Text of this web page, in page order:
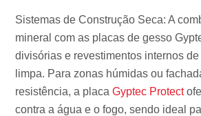
Sistemas de Construção Seca: A
mineral com as placas de gesso
divisórias e revestimentos internos
limpa. Para zonas húmidas ou
resistência, a placaGyptec Protect
contra a água e o fogo, sendo ideal